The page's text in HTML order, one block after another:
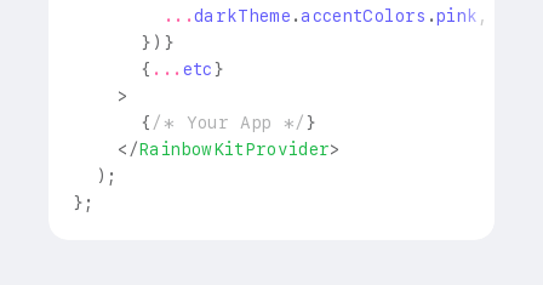
...darkTheme . accentColors .pink ,
} ) }
{ ... etc }
>
{ /* Your App */ }
</RainbowKitProvider>
) ;
} ;